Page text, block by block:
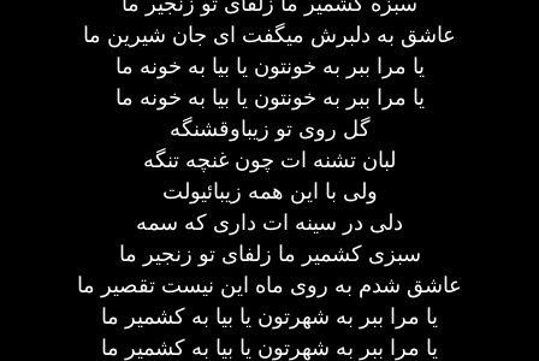
عاشق به دلبرش میگفت ای جان شیرین ما
یا مرا ببر به خونتون یا بیا به خونه ما
یا مرا ببر به خونتون یا بیا به خونه ما
گل روی تو زیباوقشنگه
لبان تشنه ات چون غنچه تنگه
ولی با این همه زیبائیولت
دلی در سینه ات داری که سمه
سبزی کشمیر ما زلفای تو زنجیر ما
عاشق شدم به روی ماه این نیست تقصیر ما
یا مرا ببر به شهرتون یا بیا به کشمیر ما
یا مرا ببر به شهرتون یا بیا به کشمیر ما